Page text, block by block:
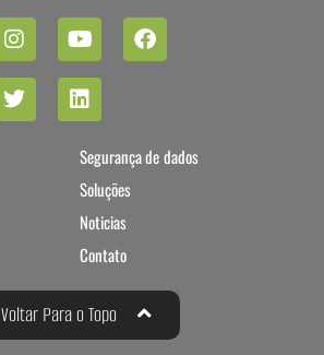
Segurança de dados
Soluções
Noticias
Contato
Voltar Para o Topo